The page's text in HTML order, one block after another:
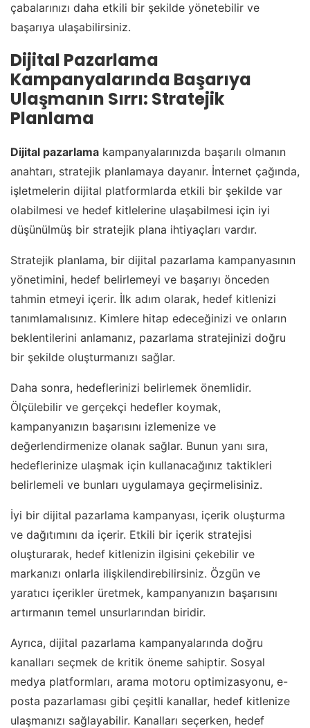
çabalarınızı daha etkili bir şekilde yönetebilir ve
başarıya ulaşabilirsiniz.
Dijital Pazarlama
Kampanyalarında Başarıya
Ulaşmanın Sırrı: Stratejik
Planlama
Dijital pazarlama kampanyalarınızda başarılı olmanın
anahtarı, stratejik planlamaya dayanır. İnternet çağında,
işletmelerin dijital platformlarda etkili bir şekilde var
olabilmesi ve hedef kitlelerine ulaşabilmesi için iyi
düşünülmüş bir stratejik plana ihtiyaçları vardır.
Stratejik planlama, bir dijital pazarlama kampanyasının
yönetimini, hedef belirlemeyi ve başarıyı önceden
tahmin etmeyi içerir. İlk adım olarak, hedef kitlenizi
tanımlamalısınız. Kimlere hitap edeceğinizi ve onların
beklentilerini anlamanız, pazarlama stratejinizi doğru
bir şekilde oluşturmanızı sağlar.
Daha sonra, hedeflerinizi belirlemek önemlidir.
Ölçülebilir ve gerçekçi hedefler koymak,
kampanyanızın başarısını izlemenize ve
değerlendirmenize olanak sağlar. Bunun yanı sıra,
hedeflerinize ulaşmak için kullanacağınız taktikleri
belirlemeli ve bunları uygulamaya geçirmelisiniz.
İyi bir dijital pazarlama kampanyası, içerik oluşturma
ve dağıtımını da içerir. Etkili bir içerik stratejisi
oluşturarak, hedef kitlenizin ilgisini çekebilir ve
markanızı onlarla ilişkilendirebilirsiniz. Özgün ve
yaratıcı içerikler üretmek, kampanyanızın başarısını
artırmanın temel unsurlarından biridir.
Ayrıca, dijital pazarlama kampanyalarında doğru
kanalları seçmek de kritik öneme sahiptir. Sosyal
medya platformları, arama motoru optimizasyonu, e-
posta pazarlaması gibi çeşitli kanallar, hedef kitlenize
ulaşmanızı sağlayabilir. Kanalları seçerken, hedef